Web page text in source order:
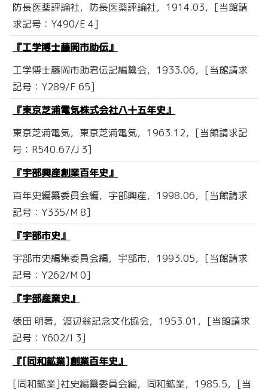
防長医薬評論社，防長医薬評論社，1914.03，[当館請
求記号：Y490/E 4]
『工学博士藤岡市助伝』
工学博士藤岡市助君伝記編纂会，1933.06，[当館請求
記号：Y289/F 65]
『東京芝浦電気株式会社八十五年史』
東京芝浦電気，東京芝浦電気，1963.12，[当館請求記
号：R540.67/J 3]
『宇部興産創業百年史』
百年史編纂委員会編，宇部興産，1998.06，[当館請求
記号：Y335/M 8]
『宇部市史』
宇部市史編集委員会編，宇部市，1993.05，[当館請求
記号：Y262/M 0]
『宇部産業史』
俵田 明著，渡辺翁記念文化協会，1953.01，[当館請求
記号：Y602/I 3]
『[同和鉱業]創業百年史』
[同和鉱業]社史編纂委員会編，同和鉱業，1985.5，[当